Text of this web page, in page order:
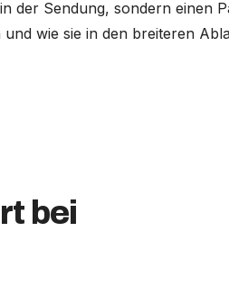
der Sendung, sondern einen
und wie sie in den breiteren
bei